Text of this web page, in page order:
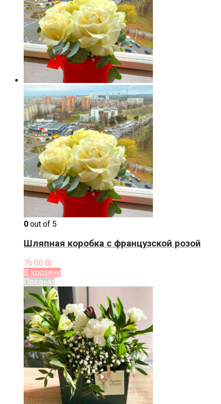
0 out of 5
Шляпная коробка с французской розой
76.00 Br
В корзину
Превью